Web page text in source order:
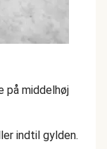
på middelhøj
indtil gylden.